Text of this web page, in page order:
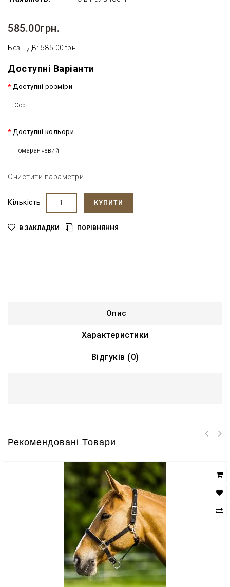
585.00грн.
Без ПДВ: 585.00грн.
Доступні Варіанти
Доступні розміри
Cob
Доступні кольори
помаранчевий
Очистити параметри
Кількість КУПИТИ
В ЗАКЛАДКИ ПОРІВНЯННЯ
Опис
Характеристики
Відгуків (0)
Рекомендовані Товари